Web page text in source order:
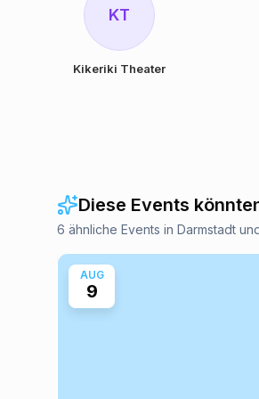
KT
Kikeriki Theater
Diese Events
6 ähnliche Events in Darmstadt
AUG
9